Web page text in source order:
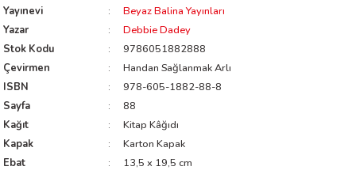
Yayınevi
Beyaz Balina Yayınları
Yazar
Debbie Dadey
Stok Kodu
9786051882888
Çevirmen
Handan Sağlanmak Arlı
ISBN
978-605-1882-88-8
Sayfa
88
Kağıt
Kitap Kâğıdı
Kapak
Karton Kapak
Ebat
13,5 x 19,5 cm